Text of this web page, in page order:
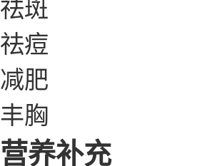
祛斑
祛痘
减肥
丰胸
营养补充